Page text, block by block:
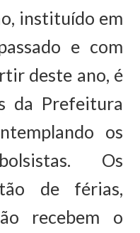
instituído em
e com
deste ano, é
da Prefeitura
os
Os
de férias,
recebem o